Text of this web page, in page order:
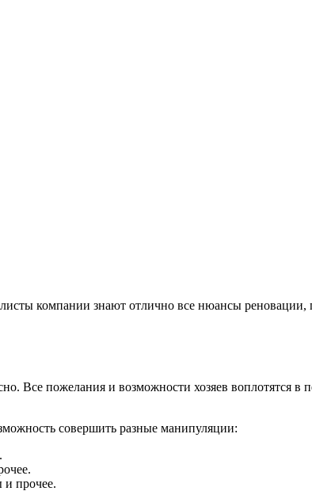
компании знают отлично все нюансы реновации,
Все пожелания и возможности хозяев воплотятся в
совершить разные манипуляции:
и прочее.